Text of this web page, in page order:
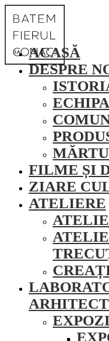
ACASĂ
DESPRE
ECHIPA
FILME ȘI
ZIARE
ATELIERE